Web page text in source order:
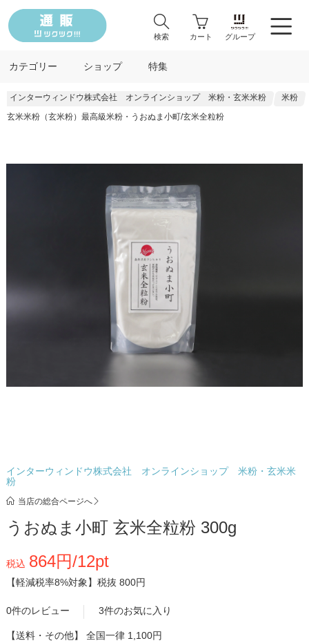
検索 カート グループ
カテゴリー ショップ 特集
インターウィンドウ株式会社 オンラインショップ 米粉・玄米米粉
米粉
玄米米粉（玄米粉）最高級米粉・うおぬま小町/玄米全粒粉
インターウィンドウ株式会社 オンラインショップ 米粉・玄米米
粉
当店の総合ページへ
うおぬま小町 玄米全粒粉 300g
税込 864円/12pt
【軽減税率8%対象】 税抜 800円
0件のレビュー 3件のお気に入り
【送料・その他】 全国一律 1,100円